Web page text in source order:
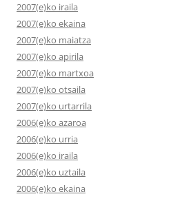
2007(e)ko iraila
2007(e)ko ekaina
2007(e)ko maiatza
2007(e)ko apirila
2007(e)ko martxoa
2007(e)ko otsaila
2007(e)ko urtarrila
2006(e)ko azaroa
2006(e)ko urria
2006(e)ko iraila
2006(e)ko uztaila
2006(e)ko ekaina